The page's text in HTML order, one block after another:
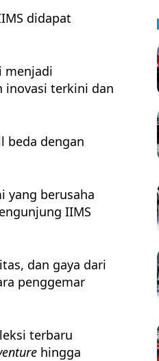
didapat
menjadi
inovasi terkini dan
beda dengan
yang berusaha
IIMS
dan gaya dari
penggemar
terbaru
hingga